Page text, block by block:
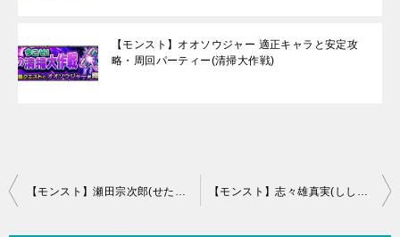
【モンスト】オオソウジャー 適正キャラと安定攻
略・周回パーティー(清掃大作戦)
投
【モンスト】瀬田宗次郎(せたそうじろう)の適正キャラと攻略パーティー、ギミック 【モンスト】志々雄真実(ししおまこと)の適正キャラと攻略パーティー